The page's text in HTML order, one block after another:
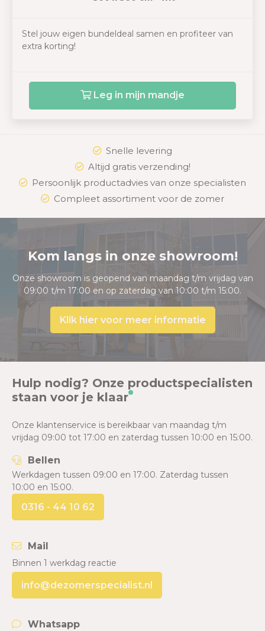
Stel jouw eigen bundeldeal samen en profiteer van
extra korting!
Leg in mijn mandje
Snelle levering
Altijd gratis verzending!
Persoonlijk productadvies van onze specialisten
Compleet assortiment voor de zomer
Kom langs in onze showroom!
Onze showroom is geopend van maandag t/m vrijdag van
09:00 t/m 17:00 en op zaterdag van 10:00 t/m 15:00.
Klik hier voor meer informatie
Hulp nodig? Onze productspecialisten
staan voor je klaar
Onze klantenservice is bereikbaar van maandag t/m
vrijdag 09:00 tot 17:00 en zaterdag tussen 10:00 en 15:00.
Bellen
Werkdagen tussen 09:00 en 17:00. Zaterdag tussen
10:00 en 15:00.
0316 - 44 10 62
Mail
Binnen 1 werkdag reactie
info@dezomerspecialist.nl
Whatsapp